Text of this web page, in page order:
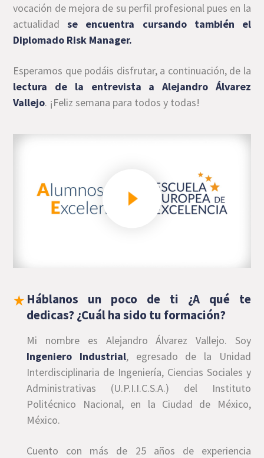
vocación de mejora de su perfil profesional pues en la
actualidadse encuentra cursando también el
Diplomado Risk Manager.
Esperamos que podáis disfrutar, a continuación, de la
lectura de la entrevista a Alejandro Álvarez
Vallejo. ¡Feliz semana para todos y todas!
Háblanos un poco de ti ¿A qué te
dedicas? ¿Cuál ha sido tu formación?
Mi nombre es Alejandro Álvarez Vallejo. Soy
Ingeniero Industrial, egresado de la Unidad
Interdisciplinaria de Ingeniería, Ciencias Sociales y
Administrativas (U.P.I.I.C.S.A.) del Instituto
Politécnico Nacional, en la Ciudad de México,
México.
Cuento con más de 25 años de experiencia